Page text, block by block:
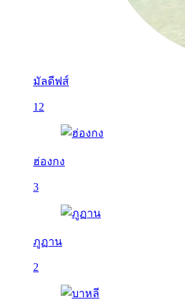
มัลดีฟส์
12
ฮ่องกง
3
ภูฏาน
2